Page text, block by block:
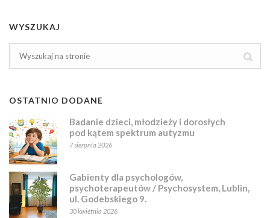
WYSZUKAJ
OSTATNIO DODANE
Badanie dzieci, młodzieży i dorosłych
pod kątem spektrum autyzmu
7 sierpnia 2026
Gabienty dla psychologów,
psychoterapeutów / Psychosystem, Lublin,
ul. Godebskiego 9.
30 kwietnia 2026